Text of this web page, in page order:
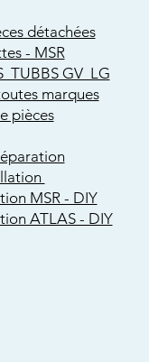
détachées
- MSR
TUBBS GV LG
marques
pièces
MSR - DIY
ATLAS - DIY